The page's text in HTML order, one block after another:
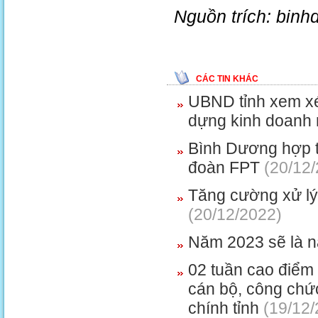
Nguồn trích:
CÁC TIN KHÁC
UBND tỉnh xem
dựng kinh doanh
Bình Dương hợp
đoàn FPT (20/
Tăng cường xử
(20/12/2022)
Năm 2023 sẽ là
02 tuần cao
cán bộ, công
chính tỉnh (19/